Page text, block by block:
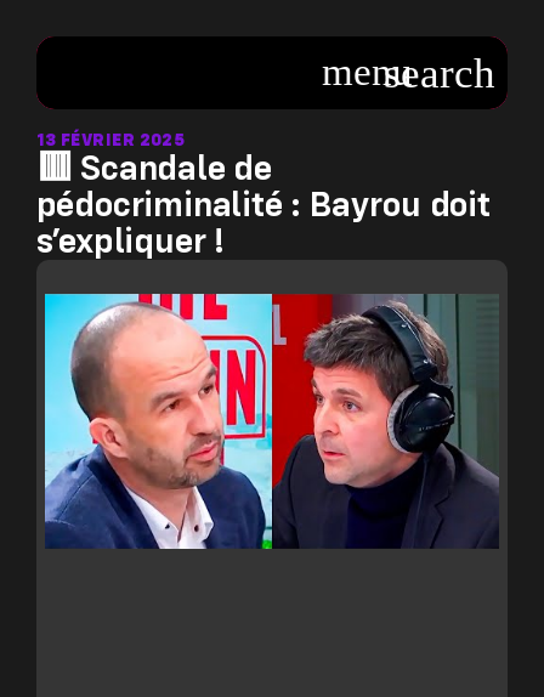
13 FÉVRIER 2025
🟥 Scandale de
pédocriminalité : Bayrou doit
s’expliquer !